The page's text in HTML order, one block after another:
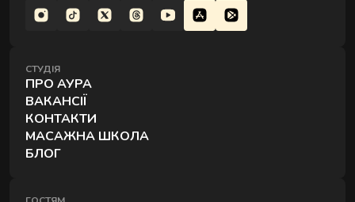
СТУДІЯ
ПРО АУРА
ВАКАНСІЇ
КОНТАКТИ
МАСАЖНА ШКОЛА
БЛОГ